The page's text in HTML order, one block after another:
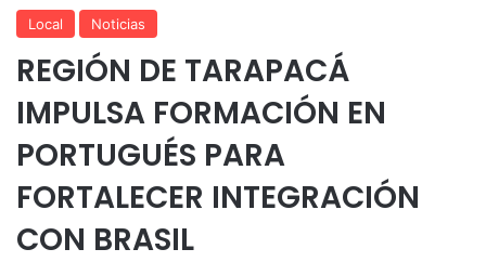
Local Noticias
REGIÓN DE TARAPACÁ
IMPULSA FORMACIÓN EN
PORTUGUÉS PARA
FORTALECER INTEGRACIÓN
CON BRASIL